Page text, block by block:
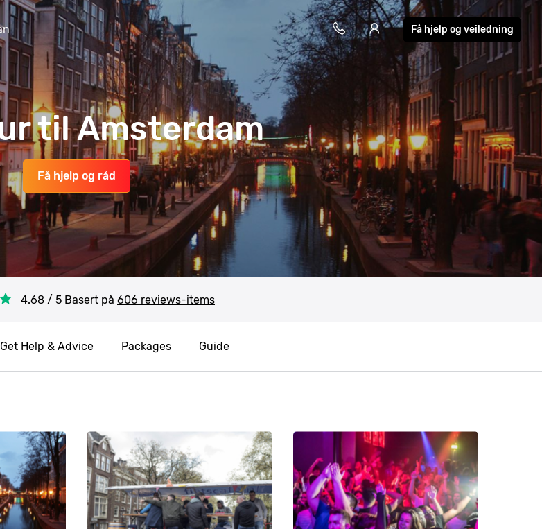
Få hjelp og veiledning
til Amsterdam
Få hjelp og råd
4.68 / 5 Basert på 606 reviews-items
Get Help & Advice Packages Guide